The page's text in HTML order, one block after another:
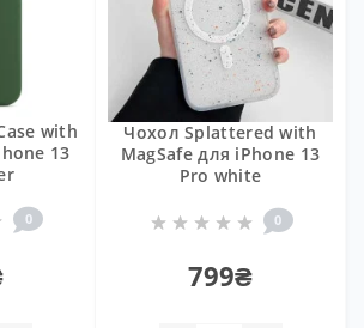
with
13
0
Чохол Splattered with
MagSafe для iPhone 13
Pro white
0
799₴